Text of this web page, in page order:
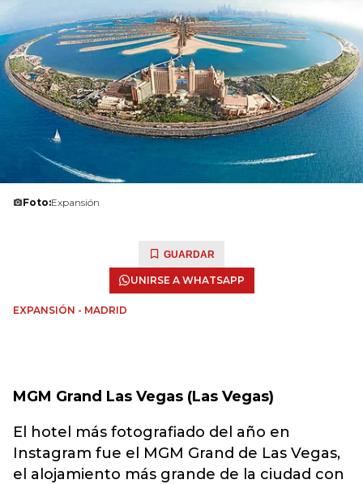
Foto:Expansión
GUARDAR
UNIRSE A WHATSAPP
EXPANSIÓN - MADRID
MGM Grand Las Vegas (Las Vegas)
El hotel más fotografiado del año en
Instagram fue el MGM Grand de Las Vegas,
el alojamiento más grande de la ciudad con